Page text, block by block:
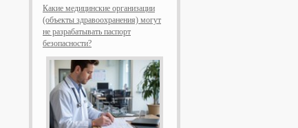
Какие медицинские организации
(объекты здравоохранения) могут
не разрабатывать паспорт
безопасности?